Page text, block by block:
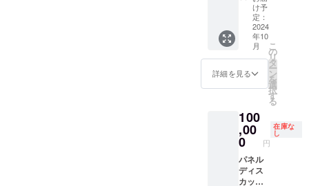
・日
時：
2024年
10月26
日（土
曜日）
13:00-
17:30
・場
山市中
央公民
館 3階
【交流
会 参
加券詳
細】 ・
詳細】
・日
時：
2024年
10月26
日（土
曜日）
13:00-
17:30
所：郡
山市中
央公民
館 3階
【交流
会 参
加券詳
フレッ
ト配布
・書籍
「リメ
イク採
用」5冊
・Z世代
カン
ファレ
加券2枚
・交流
会参加
券2枚
【Z世代
カン
ファレ
「Z世代
×働き方
なぜフ
リーラ
ンスや
起業家
になっ
たの
か？ 」
容） ・
パネル
ディス
カッ
ション
企業紹
介 ・企
け予
定：
2024
年10
月
詳細を見る
こ
の
リ
タ
ー
ン
を
選
択
す
る
100
,00
0 円
在庫な
し
パネル
ディス
カッ